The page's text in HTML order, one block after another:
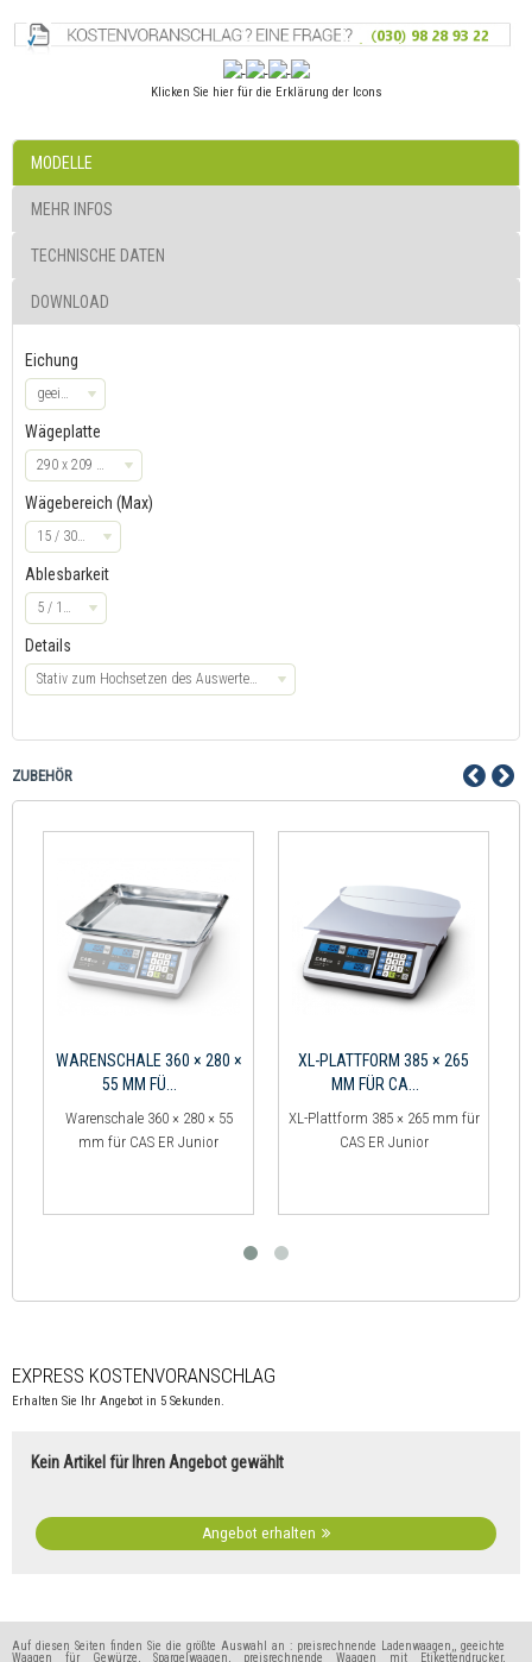
Klicken Sie hier für die Erklärung der Icons
MODELLE
MEHR INFOS
TECHNISCHE DATEN
DOWNLOAD
Eichung
geeicht
Wägeplatte
290 x 209 mm
Wägebereich (Max)
15 / 30 kg
Ablesbarkeit
5 / 10 g
Details
Stativ zum Hochsetzen des Auswertegerätes
ZUBEHÖR
WARENSCHALE 360 × 280 ×
55 MM FÜ...
Warenschale 360 × 280 × 55
mm für CAS ER Junior
XL-PLATTFORM 385 × 265
MM FÜR CA...
XL-Plattform 385 × 265 mm für
CAS ER Junior
EXPRESS KOSTENVORANSCHLAG
Erhalten Sie Ihr Angebot in 5 Sekunden.
Kein Artikel für Ihren Angebot gewählt
Angebot erhalten
Auf diesen Seiten finden Sie die größte Auswahl an : preisrechnende Ladenwaagen,, geeichte
Waagen für Gewürze, Spargelwaagen, preisrechnende Waagen mit Etikettendrucker,